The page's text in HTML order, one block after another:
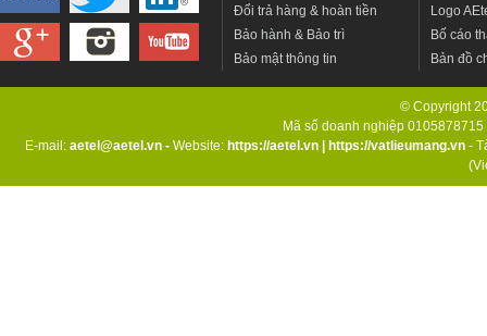
Đổi trả hàng & hoàn tiền
Bảo hành & Bảo trì
Bảo mật thông tin
Logo
Bố cáo
Bản đồ
© Copyright
Mã số doanh nghiệp
E-mail: aetel@aetel.vn - Website: https://aetel.vn https://vatlieumang.vn -